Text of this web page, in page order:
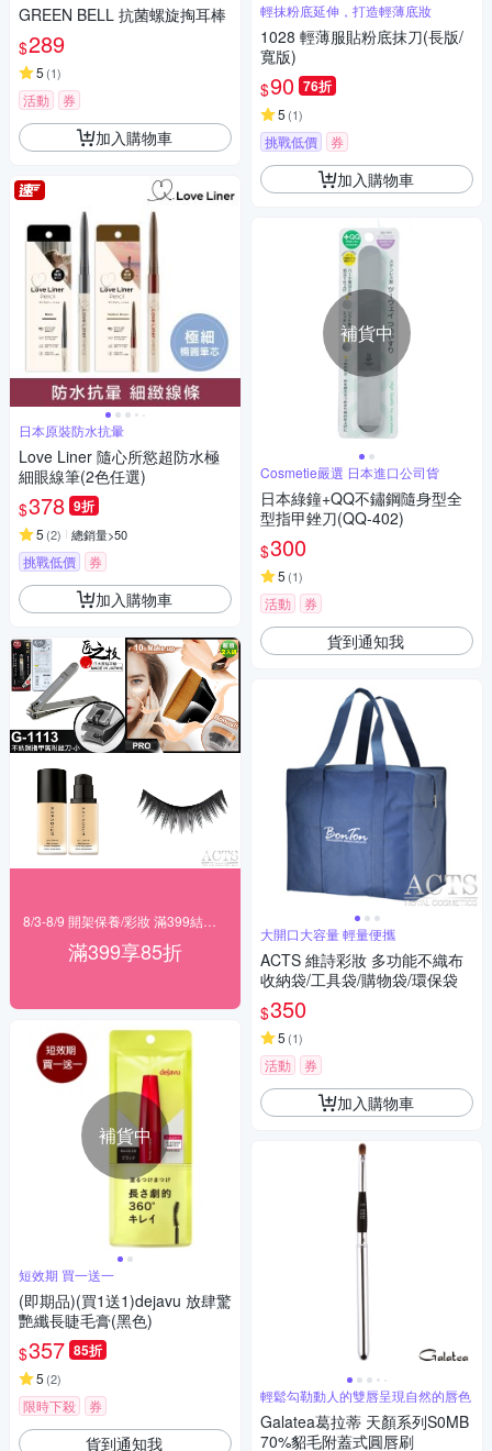
GREEN BELL 抗菌螺旋掏耳棒
$289
5 (1)
活動 券
加入購物車
日本原裝防水抗暈
Love Liner 隨心所慾超防水極
細眼線筆(2色任選)
$378 9折
5 (2) 總銷量>50
挑戰低價 券
加入購物車
滿399享85折
補貨中
短效期 買一送一
(即期品)(買1送1)dejavu 放肆驚
艷纖長睫毛膏(黑色)
$357 85折
5 (2)
限時下殺 券
貨到通知我
輕抹粉底延伸，打造輕薄底妝
1028 輕薄服貼粉底抹刀(長版/
寬版)
$90 76折
5 (1)
挑戰低價 券
加入購物車
補貨中
Cosmetie嚴選 日本進口公司貨
日本綠鐘+QQ不鏽鋼隨身型全
型指甲銼刀(QQ-402)
$300
5 (1)
活動 券
貨到通知我
大開口大容量 輕量便攜
ACTS 維詩彩妝 多功能不織布
收納袋/工具袋/購物袋/環保袋
$350
5 (1)
活動 券
加入購物車
輕鬆勾勒動人的雙唇呈現自然的唇色
Galatea葛拉蒂 天顏系列S0MB
70%貂毛附蓋式圓唇刷